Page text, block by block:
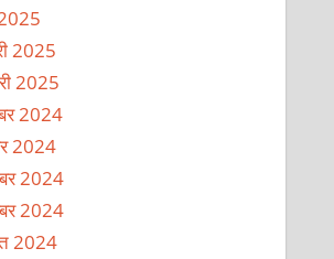
2025
2025
2025
2024
2024
2024
2024
2024